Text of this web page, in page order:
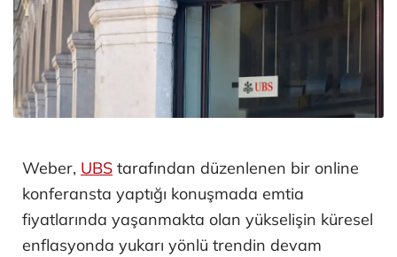
Weber, UBS tarafından düzenlenen bir online
konferansta yaptığı konuşmada emtia
fiyatlarında yaşanmakta olan yükselişin küresel
enflasyonda yukarı yönlü trendin devam